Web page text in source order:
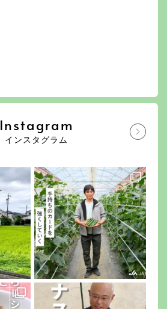
Instagram
インスタグラム